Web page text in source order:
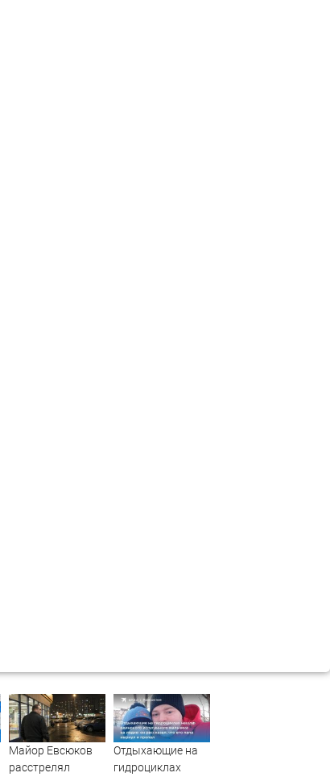
Майор Евсюков
расстрелял
Отдыхающие на
гидроциклах